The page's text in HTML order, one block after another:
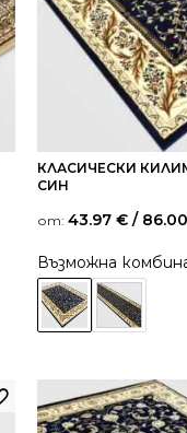
КЛАСИЧЕСКИ
СИН
от: 43.97 € /
Възможна